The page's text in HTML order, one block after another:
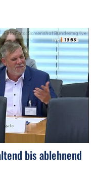
Foto:Foto: Screenshot Bundestag live
bis ablehnend